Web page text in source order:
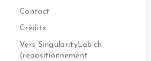
Contact
Crédits
Vers SingularityLab.ch
(repositionnement